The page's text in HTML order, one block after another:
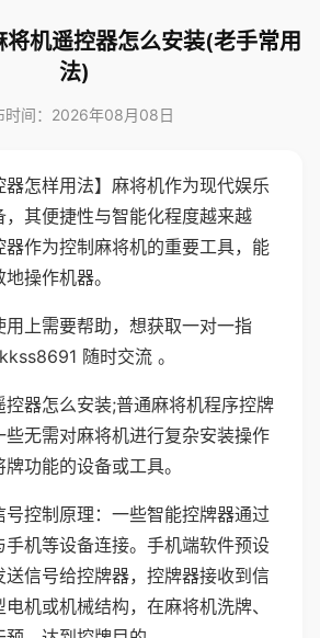
机遥控器怎么安装(老手常用
法)
时间：2026年08月08日
器怎样用法】麻将机作为现代娱乐
其便捷性与智能化程度越来越
器作为控制麻将机的重要工具，能
操作机器。
用上需要帮助，想获取一对一指
随时交流 。
控器怎么安装;普通麻将机程序控牌
无需对麻将机进行复杂安装操作
功能的设备或工具。
号控制原理：一些智能控牌器通过
手机等设备连接。手机端软件预设
信号给控牌器，控牌器接收到信
机或机械结构，在麻将机洗牌、